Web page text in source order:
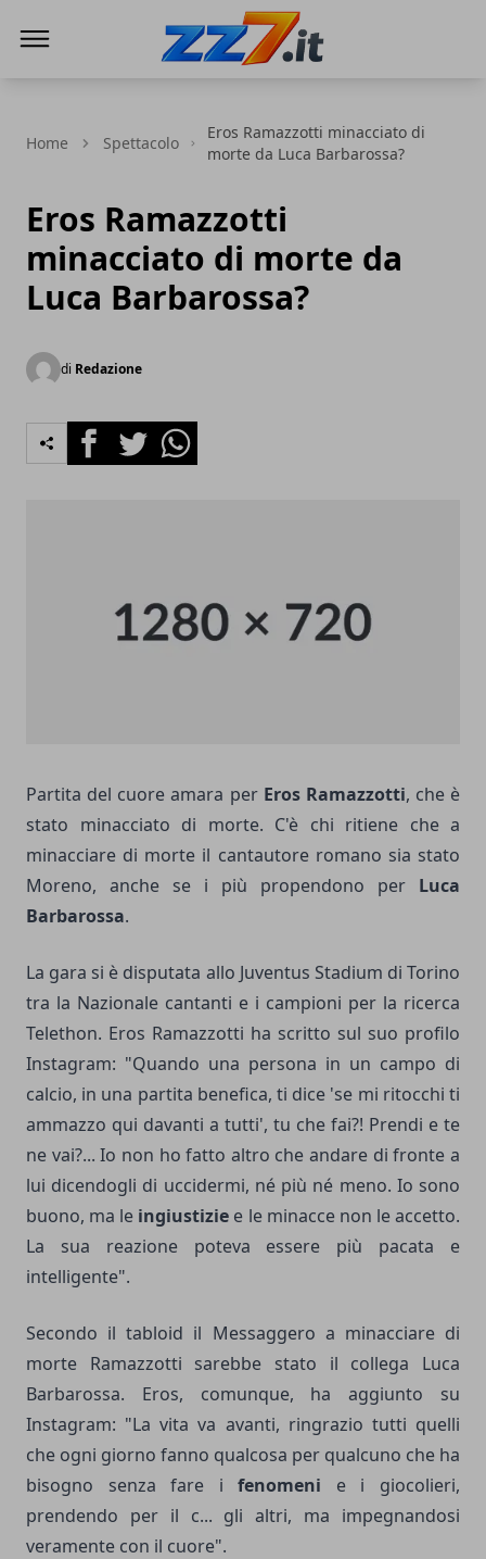
Home Spettacolo
Eros Ramazzotti minacciato di
morte da Luca Barbarossa?
Eros Ramazzotti
minacciato di morte da
Luca Barbarossa?
di Redazione
FacebookTwitterWhatsapp
Partita del cuore amara per Eros Ramazzotti, che è
stato minacciato di morte. C'è chi ritiene che a
minacciare di morte il cantautore romano sia stato
Moreno, anche se i più propendono per Luca
Barbarossa.
La gara si è disputata allo Juventus Stadium di Torino
tra la Nazionale cantanti e i campioni per la ricerca
Telethon. Eros Ramazzotti ha scritto sul suo profilo
Instagram: "Quando una persona in un campo di
calcio, in una partita benefica, ti dice 'se mi ritocchi ti
ammazzo qui davanti a tutti', tu che fai?! Prendi e te
ne vai?... Io non ho fatto altro che andare di fronte a
lui dicendogli di uccidermi, né più né meno. Io sono
buono, ma le ingiustizie e le minacce non le accetto.
La sua reazione poteva essere più pacata e
intelligente".
Secondo il tabloid il Messaggero a minacciare di
morte Ramazzotti sarebbe stato il collega Luca
Barbarossa. Eros, comunque, ha aggiunto su
Instagram: "La vita va avanti, ringrazio tutti quelli
che ogni giorno fanno qualcosa per qualcuno che ha
bisogno senza fare ifenomeni e i giocolieri,
prendendo per il c... gli altri, ma impegnandosi
veramente con il cuore".